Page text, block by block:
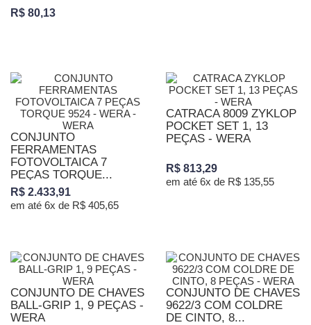
R$ 80,13
CONJUNTO
FERRAMENTAS
FOTOVOLTAICA 7
PEÇAS TORQUE...
R$ 2.433,91
em até 6x de R$ 405,65
CATRACA 8009 ZYKLOP
POCKET SET 1, 13
PEÇAS - WERA
R$ 813,29
em até 6x de R$ 135,55
CONJUNTO DE CHAVES
BALL-GRIP 1, 9 PEÇAS -
WERA
CONJUNTO DE CHAVES
9622/3 COM COLDRE
DE CINTO, 8...